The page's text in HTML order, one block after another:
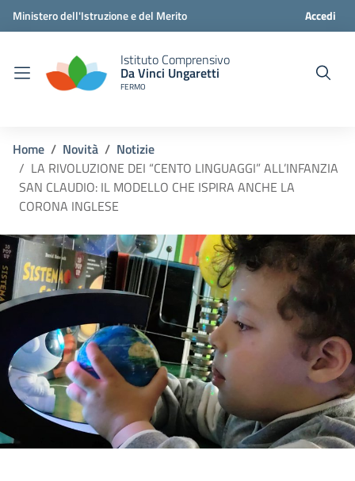
Ministero dell'Istruzione e del Merito Accedi
Istituto Comprensivo
Da Vinci Ungaretti
FERMO
Home Novità
Notizie
LA RIVOLUZIONE DEI “CENTO LINGUAGGI” ALL’INFANZIA
SAN CLAUDIO: IL MODELLO CHE ISPIRA ANCHE LA
CORONA INGLESE